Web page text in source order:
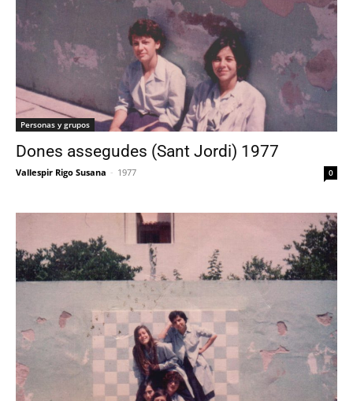
Personas y grupos
Dones assegudes (Sant Jordi) 1977
Vallespir Rigo Susana - 1977 0